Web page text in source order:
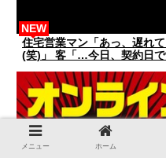
住宅営業マン「あっ、遅れ
(笑)」 客「…今日、契約日
NEW
メニュー ホーム